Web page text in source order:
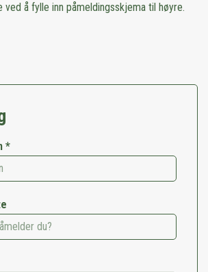
å fylle inn påmeldingsskjema til høyre.
*